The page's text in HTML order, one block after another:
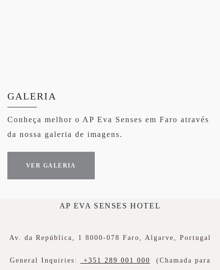
GALERIA
Conheça melhor o AP Eva Senses em Faro através
da nossa galeria de imagens.
VER GALERIA
AP EVA SENSES HOTEL
Av. da República, 1 8000-078 Faro, Algarve, Portugal
General Inquiries: +351 289 001 000 (Chamada para